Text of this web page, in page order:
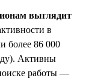
выглядит
в
более 86 000
Активны
работы —